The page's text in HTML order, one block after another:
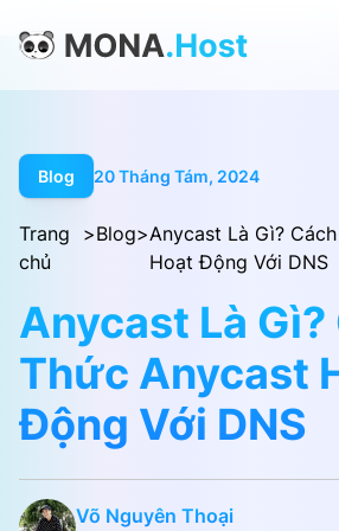
Blog 20 Tháng Tám, 2024
Trang
chủ
>Blog>Anycast Là Gì?
Hoạt Động Với DNS
Anycast Là Gì?
Thức Anycast
Động Với DNS
Võ Nguyên Thoại